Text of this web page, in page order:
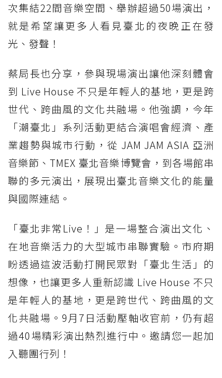
次集結22間音樂空間、舉辦超過50場演出，
就是希望讓更多人看見臺北的夜晚正在發
光、發聲！
蔡局長也分享，參與現場演出讓他深刻體會
到 Live House 不只是年輕人的基地，更是跨
世代、跨曲風的文化共融場。他強調，今年
「潮臺北」系列活動更結合演唱會經濟、產
業趨勢與城市行動，從 JAM JAM ASIA 亞洲
音樂節、TMEX 臺北音樂博覽會，到各場館串
聯的多元演出，展現出臺北音樂文化的能量
與國際連結。
「臺北非常Live！」是一場整合演出文化、
在地音樂活力的大型城市串聯實驗。市府期
盼透過這波活動打開民眾對「臺北生活」的
想像，也讓更多人重新認識 Live House 不只
是年輕人的基地，更是跨世代、跨曲風的文
化共融場。9月7日活動壓軸收官前，仍有超
過40場精彩演出熱烈進行中。邀請您一起加
入聽團行列！